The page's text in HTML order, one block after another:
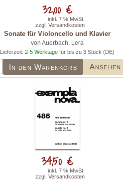
Sonate für Violoncello und Klavier
von Auerbach, Lera
Lieferzeit: 2-5 Werktagefür bis zu 3 Stück (DE)
In den Warenkorb Ansehen
32,00 €
inkl. 7 % MwSt.
zzgl. Versandkosten
34,50 €
inkl. 7 % MwSt.
zzgl. Versandkosten